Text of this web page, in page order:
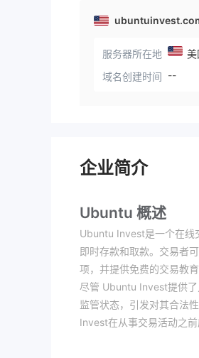
服务器所在地 美
域名创建时间 --
企业简介
Ubuntu 概述
Ubuntu Invest是一个在线
即时存款和取款。交易者
项，并提供免费的交易教
尽管 Ubuntu Invest提供了
监管状态，引发对其合法
Invest在从事交易活动之前